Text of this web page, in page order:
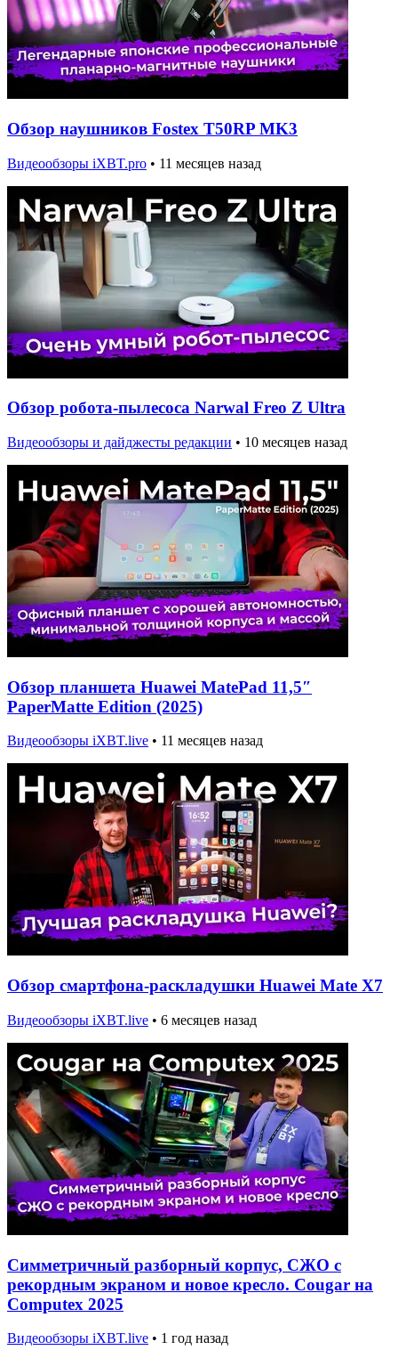
Обзор наушников Fostex T50RP MK3
Видеообзоры iXBT.pro • 11 месяцев назад
Обзор робота-пылесоса Narwal Freo Z Ultra
Видеообзоры и дайджесты редакции • 10 месяцев назад
Обзор планшета Huawei MatePad 11,5″
PaperMatte Edition (2025)
Видеообзоры iXBT.live • 11 месяцев назад
Обзор смартфона-раскладушки Huawei Mate X7
Видеообзоры iXBT.live • 6 месяцев назад
Симметричный разборный корпус, СЖО с
рекордным экраном и новое кресло. Cougar на
Computex 2025
Видеообзоры iXBT.live • 1 год назад